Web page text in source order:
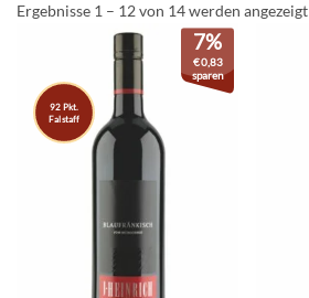
Ergebnisse 1 – 12 von 14 werden angezeigt
92 Pkt.
Falstaff
7%
€0,83
sparen